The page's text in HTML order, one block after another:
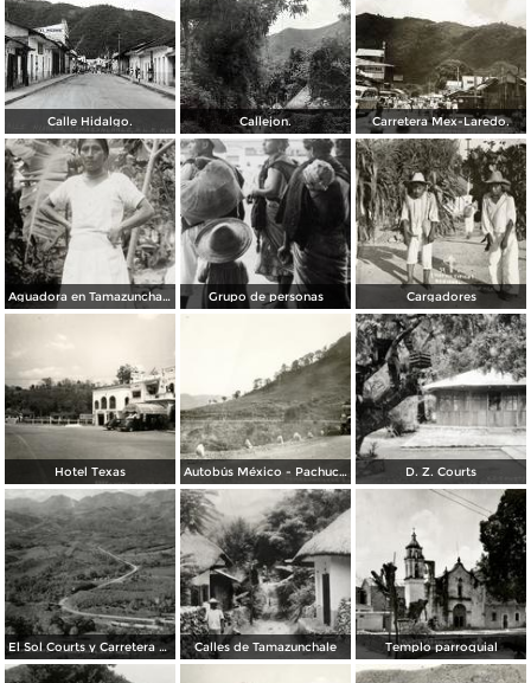
Calle Hidalgo. Callejon. Carretera Mex-Laredo.
Aguadora en Tamazunchale Grupo de personas Cargadores
Hotel Texas Autobús México - Pachuca, en la carretera México - Laredo, tramo El Tambor D. Z. Courts
El Sol Courts y Carretera México - Laredo Calles de Tamazunchale Templo parroquial